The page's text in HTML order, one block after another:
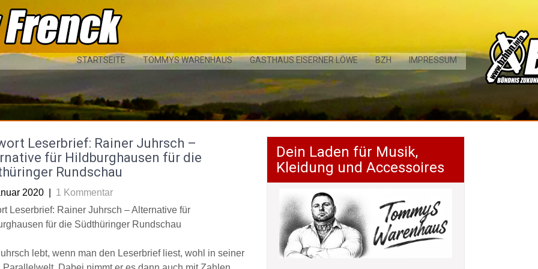
STARTSEITE TOMMYS WARENHAUS GASTHAUS EISERNER LÖWE BZH IMPRESSUM
Leserbrief: Rainer Juhrsch –
für Hildburghausen für die
Rundschau
2020
1 Kommentar
Leserbrief: Rainer Juhrsch – Alternative für
für die Südthüringer Rundschau
lebt, wenn man den Leserbrief liest, wohl in seiner
Dein Laden für Musik,
Kleidung und Accessoires